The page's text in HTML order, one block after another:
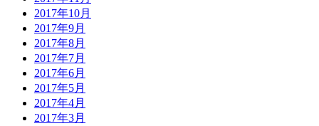
2017年10月
2017年9月
2017年8月
2017年7月
2017年6月
2017年5月
2017年4月
2017年3月